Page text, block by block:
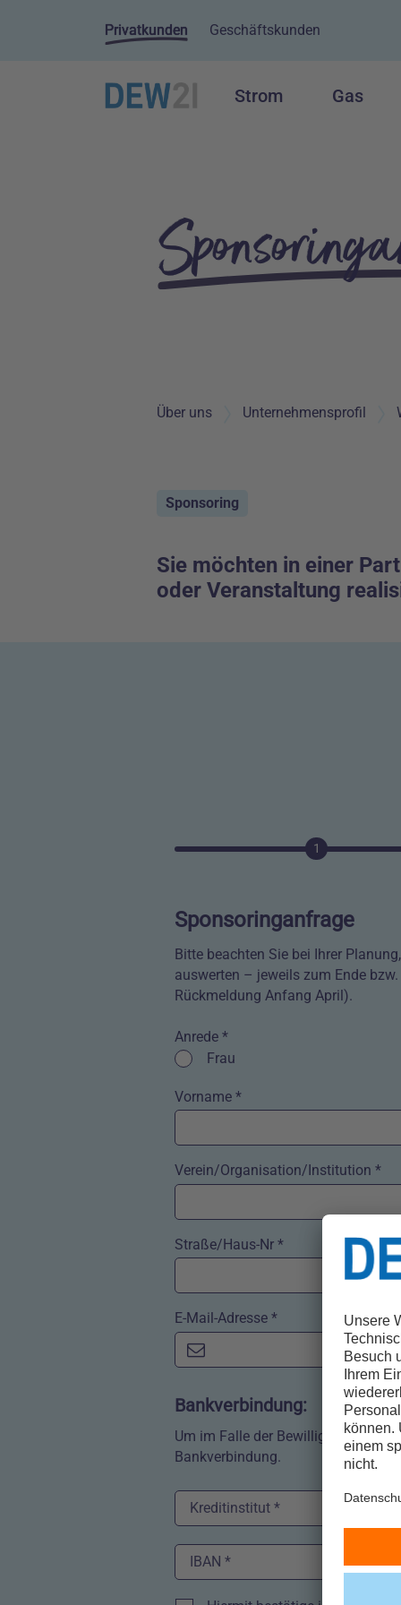
Privatkunden Geschäftskunden
Hauptnavigation Strom Gas
Über uns Unternehmensprofil
Sponsoring
Sie möchten in einer
oder Veranstaltung
1
Sponsoringanfrage
Bitte beachten Sie bei Ihrer
auswerten – jeweils zum Ende
Rückmeldung Anfang April).
Anrede *
Kontrollkästchen
Frau
Vorname *
Verein/Organisation/Institution *
Straße/Haus-Nr *
E-Mail-Adresse *
‎Bankverbindung:
Um im Falle der Bewilligung eine
Bankverbindung.